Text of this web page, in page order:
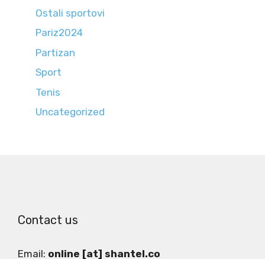
Ostali sportovi
Pariz2024
Partizan
Sport
Tenis
Uncategorized
Contact us
Email: online [at] shantel.co